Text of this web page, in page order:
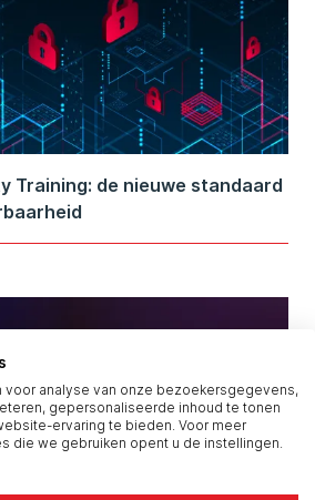
Training: de nieuwe standaard
voor analyse van onze bezoekersgegevens,
gepersonaliseerde inhoud te tonen
ervaring te bieden. Voor meer
die we gebruiken opent u de instellingen.